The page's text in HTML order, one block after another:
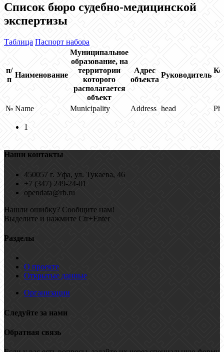
Список бюро судебно-медицинской
экспертизы
Таблица Паспорт набора
п/
п
Наименование
Муниципальное
образование, на
территории
которого
располагается
объект
Адрес
объекта
Руководитель
№ Name Municipality Address head
1
Наши контакты
450057 г. Уфа, ул. Тукаева, 46
+7 (347) 249-24-01
opendata@rb.ru
Нашли ошибку? Сообщите нам!
Выделите и нажмите Ctr+Enter
Разделы
О проекте
Открытые данные
Организации
Следуйте за нами
Обратная связь